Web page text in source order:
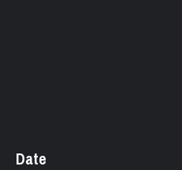
Date